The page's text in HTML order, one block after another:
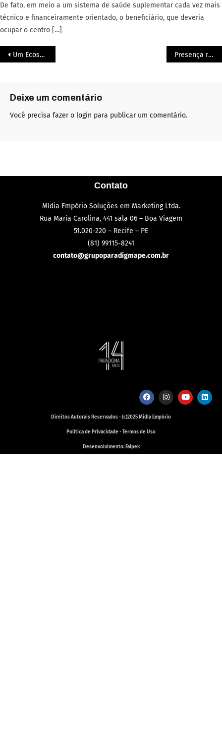
De fato, em meio a um sistema de saúde suplementar cada vez mais
técnico e financeiramente orientado, o beneficiário, que deveria
ocupar o centro […]
Um Ecossistema de Transformação Profissional Presença regional. Impacto nacional. Visão global
Deixe um comentário
Você precisa fazer o login para publicar um comentário.
Contato
Mídia Empório Soluções em Marketing Ltda.
Rua Maria Carolina, 441 sala 06 – Boa Viagem
51.020-220 – Recife – PE
(81) 99115-8241
contato@grupoparadigmape.com.br
Política de Privacidade - Termos de Uso